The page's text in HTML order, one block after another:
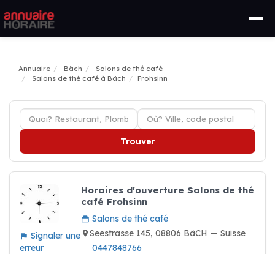
Annuaire Bäch
Salons de thé café
Salons de thé café à Bäch
Frohsinn
Trouver
Signaler une
erreur
Horaires d'ouverture Salons de thé
café Frohsinn
Salons de thé café
Seestrasse 145, 08806 BäCH — Suisse
0447848766